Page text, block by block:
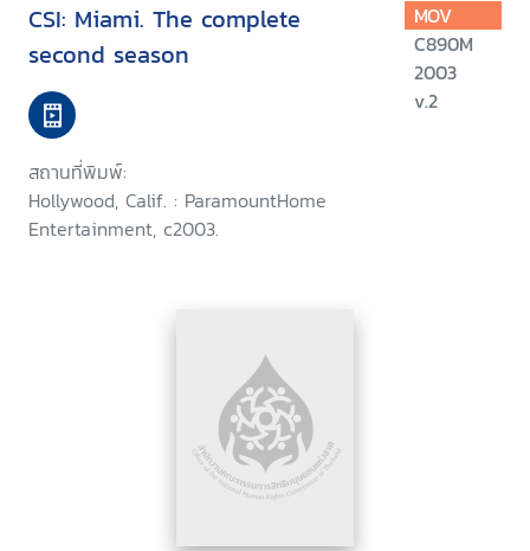
CSI: Miami. The complete
second season
สถานที่พิมพ์:
Hollywood, Calif. : ParamountHome
Entertainment, c2003.
MOV
C890M
2003
v.2